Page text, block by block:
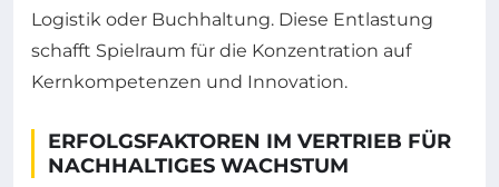
Logistik oder Buchhaltung. Diese Entlastung
schafft Spielraum für die Konzentration auf
Kernkompetenzen und Innovation.
ERFOLGSFAKTOREN IM VERTRIEB FÜR
NACHHALTIGES WACHSTUM